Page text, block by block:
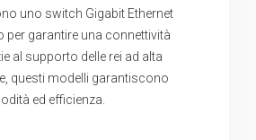
uno switch Gigabit Ethernet
per garantire una connettività
al supporto delle rei ad alta
questi modelli garantiscono
ed efficienza.